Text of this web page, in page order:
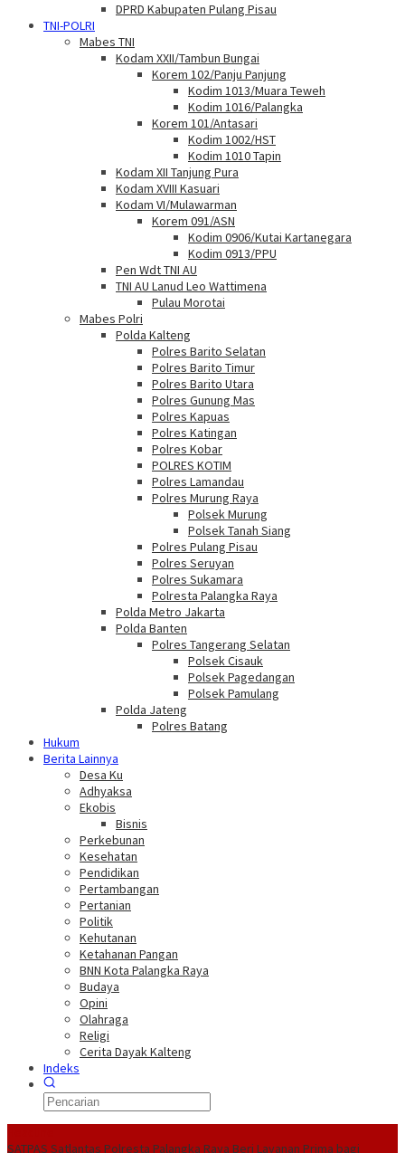
DPRD Kabupaten Pulang Pisau
TNI-POLRI
Mabes TNI
Kodam XXII/Tambun Bungai
Korem 102/Panju Panjung
Kodim 1013/Muara Teweh
Kodim 1016/Palangka
Korem 101/Antasari
Kodim 1002/HST
Kodim 1010 Tapin
Kodam XII Tanjung Pura
Kodam XVIII Kasuari
Kodam VI/Mulawarman
Korem 091/ASN
Kodim 0906/Kutai Kartanegara
Kodim 0913/PPU
Pen Wdt TNI AU
TNI AU Lanud Leo Wattimena
Pulau Morotai
Mabes Polri
Polda Kalteng
Polres Barito Selatan
Polres Barito Timur
Polres Barito Utara
Polres Gunung Mas
Polres Kapuas
Polres Katingan
Polres Kobar
POLRES KOTIM
Polres Lamandau
Polres Murung Raya
Polsek Murung
Polsek Tanah Siang
Polres Pulang Pisau
Polres Seruyan
Polres Sukamara
Polresta Palangka Raya
Polda Metro Jakarta
Polda Banten
Polres Tangerang Selatan
Polsek Cisauk
Polsek Pagedangan
Polsek Pamulang
Polda Jateng
Polres Batang
Hukum
Berita Lainnya
Desa Ku
Adhyaksa
Ekobis
Bisnis
Perkebunan
Kesehatan
Pendidikan
Pertambangan
Pertanian
Politik
Kehutanan
Ketahanan Pangan
BNN Kota Palangka Raya
Budaya
Opini
Olahraga
Religi
Cerita Dayak Kalteng
Indeks
SATPAS Satlantas Polresta Palangka Raya Beri Layanan Prima bagi